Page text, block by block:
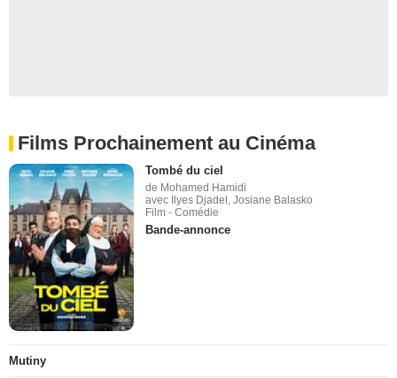
Films Prochainement au Cinéma
Tombé du ciel
de Mohamed Hamidi
avec Ilyes Djadel, Josiane Balasko
Film - Comédie
Bande-annonce
Mutiny